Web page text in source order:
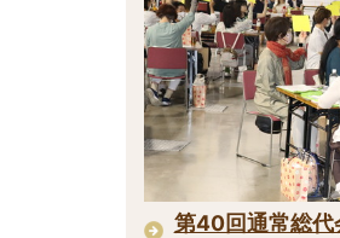
第40回通常総代